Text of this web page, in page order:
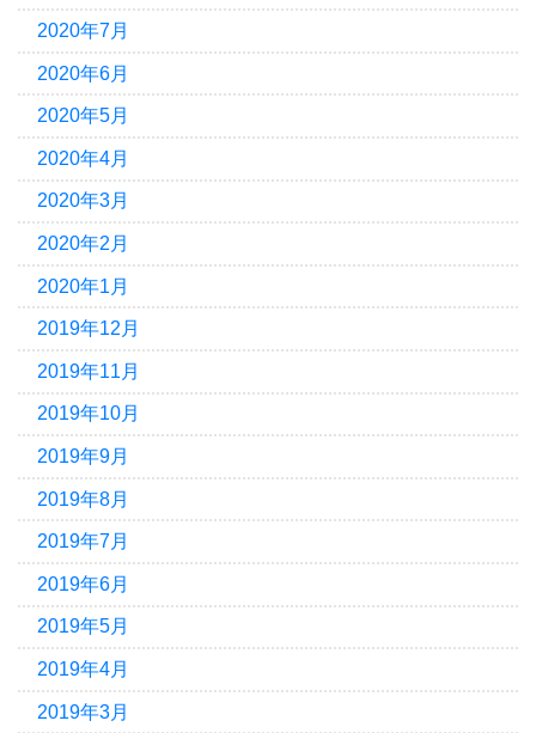
2020年7月
2020年6月
2020年5月
2020年4月
2020年3月
2020年2月
2020年1月
2019年12月
2019年11月
2019年10月
2019年9月
2019年8月
2019年7月
2019年6月
2019年5月
2019年4月
2019年3月